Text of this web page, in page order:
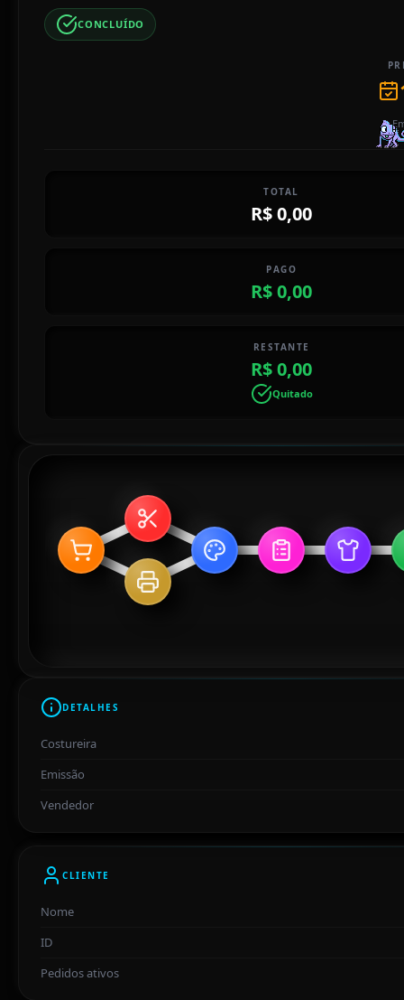
CONCLUÍDO
TOTAL
R$ 0,00
PAGO
R$ 0,00
RESTANTE
R$ 0,00
Quitado
DETALHES
Costureira
Emissão
Vendedor
CLIENTE
Nome
ID
Pedidos ativos